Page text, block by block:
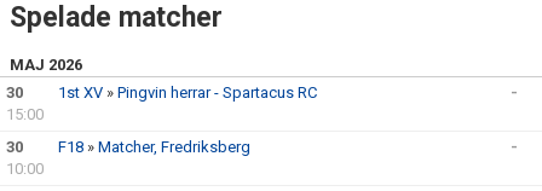
MEDLEMSKAP
MATCHER
Spelade matcher
MAJ 2026
30
15:00
1st XV » Pingvin herrar - Spartacus RC -
30
10:00
F18 » Matcher, Fredriksberg -